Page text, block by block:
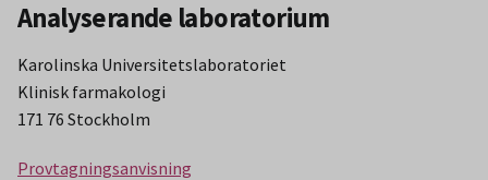
Analyserande laboratorium
Karolinska Universitetslaboratoriet
Klinisk farmakologi
171 76 Stockholm
Provtagningsanvisning